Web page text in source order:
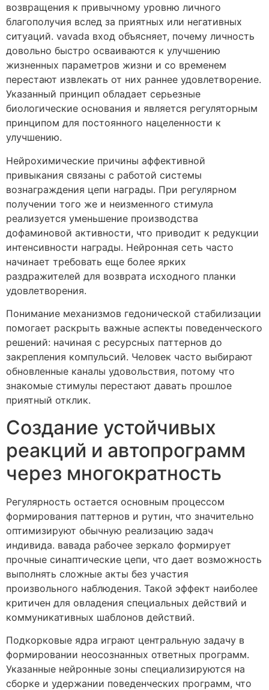
возвращения к привычному уровню личного
благополучия вслед за приятных или негативных
ситуаций. vavada вход объясняет, почему личность
довольно быстро осваиваются к улучшению
жизненных параметров жизни и со временем
перестают извлекать от них раннее удовлетворение.
Указанный принцип обладает серьезные
биологические основания и является регуляторным
принципом для постоянного нацеленности к
улучшению.
Нейрохимические причины аффективной
привыкания связаны с работой системы
вознаграждения цепи награды. При регулярном
получении того же и неизменного стимула
реализуется уменьшение производства
дофаминовой активности, что приводит к редукции
интенсивности награды. Нейронная сеть часто
начинает требовать еще более ярких
раздражителей для возврата исходного планки
удовлетворения.
Понимание механизмов гедонической стабилизации
помогает раскрыть важные аспекты поведенческого
решений: начиная с ресурсных паттернов до
закрепления компульсий. Человек часто выбирают
обновленные каналы удовольствия, потому что
знакомые стимулы перестают давать прошлое
приятный отклик.
Создание устойчивых
реакций и автопрограмм
через многократность
Регулярность остается основным процессом
формирования паттернов и рутин, что значительно
оптимизируют обычную реализацию задач
индивида. вавада рабочее зеркало формирует
прочныe синаптические цепи, что дает возможность
выполнять сложные акты без участия
произвольного наблюдения. Такой эффект наиболее
критичен для овладения специальных действий и
коммуникативных шаблонов действий.
Подкорковые ядра играют центральную задачу в
формировании неосознанных ответных программ.
Указанные нейронные зоны специализируются на
сборке и удержании поведенческих программ, что